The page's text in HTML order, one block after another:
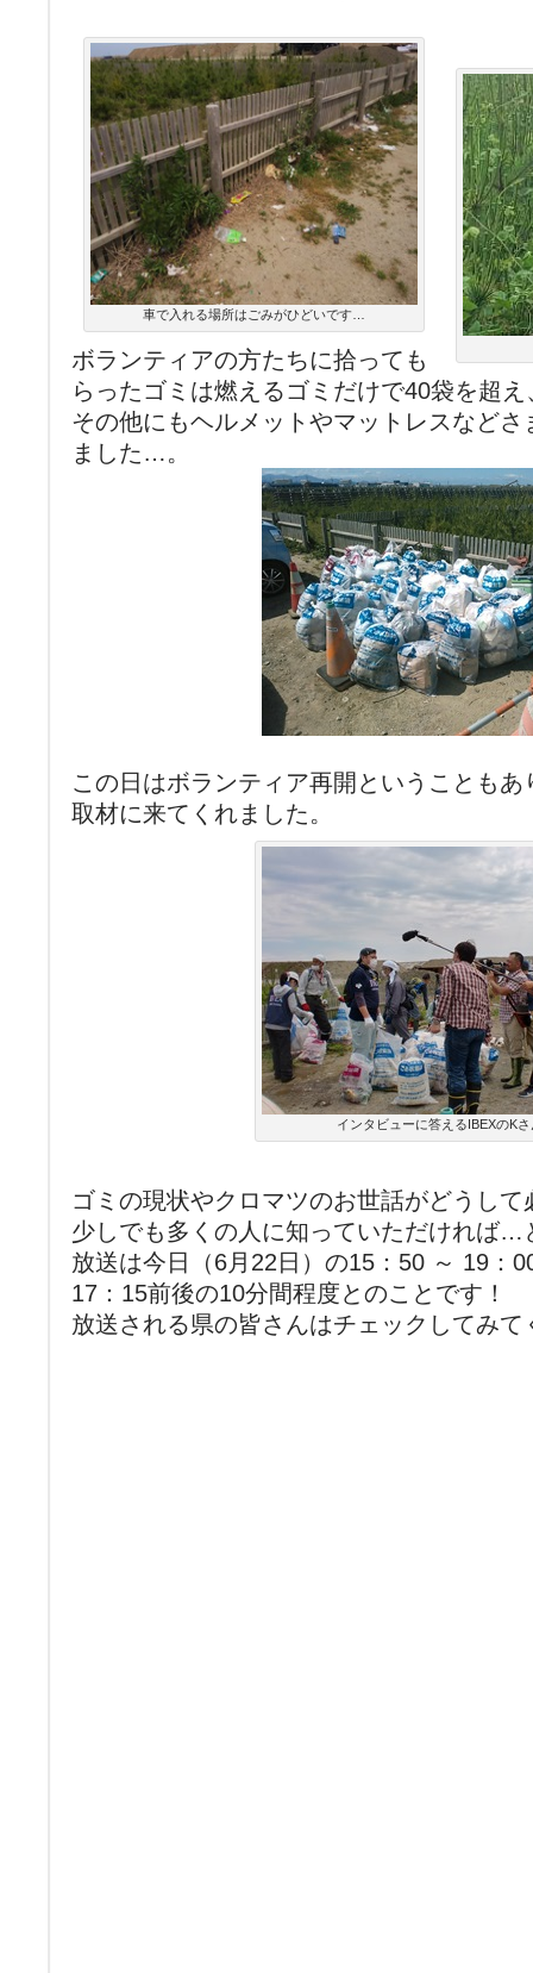
車で入れる場所はごみがひどいです…
ボランティアの方たちに拾っても
らったゴミは燃えるゴミだけで40袋を超え
その他にもヘルメットやマットレスなど
ました…。
この日はボランティア再開ということも
取材に来てくれました。
インタビューに答えるIBEXのKさ
ゴミの現状やクロマツのお世話がどうし
少しでも多くの人に知っていただければ…
放送は今日（6月22日）の15：50 ～ 19：
17：15前後の10分間程度とのことです！
放送される県の皆さんはチェックしてみて